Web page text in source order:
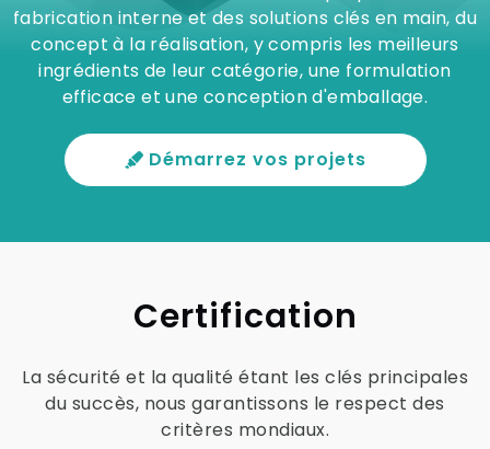
fabrication interne et des solutions clés en main, du
concept à la réalisation, y compris les meilleurs
ingrédients de leur catégorie, une formulation
efficace et une conception d'emballage.
Démarrez vos projets
Certification
La sécurité et la qualité étant les clés principales
du succès, nous garantissons le respect des
critères mondiaux.